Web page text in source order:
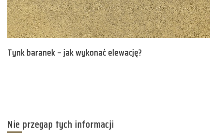
Tynk baranek – jak wykonać elewację?
Nie przegap tych informacji